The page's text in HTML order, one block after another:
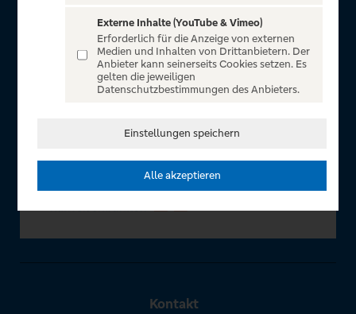
für alle Kunden der Volksbanken Raiffeisenbanken. Auf
unserem einzigartigen Portal finden Sie Tickets für
atemberaubende Konzerte, Musicals und Shows, die
Fußball-Bundesliga sowie die Champions League und die
In Zusammenarbeit mit
Kontakt
Externe Inhalte (YouTube & Vimeo)
Erforderlich für die Anzeige von externen
Medien und Inhalten von Drittanbietern. Der
Anbieter kann seinerseits Cookies setzen. Es
gelten die jeweiligen
Datenschutzbestimmungen des Anbieters.
Einstellungen speichern
Alle akzeptieren